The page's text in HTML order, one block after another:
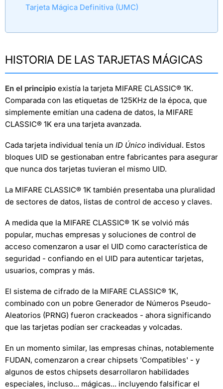
Tarjeta Mágica Definitiva (UMC)
HISTORIA DE LAS TARJETAS MÁGICAS
En el principio existía la tarjeta MIFARE CLASSIC® 1K.
Comparada con las etiquetas de 125KHz de la época, que
simplemente emitían una cadena de datos, la MIFARE
CLASSIC® 1K era una tarjeta avanzada.
Cada tarjeta individual tenía un ID Único individual. Estos
bloques UID se gestionaban entre fabricantes para asegurar
que nunca dos tarjetas tuvieran el mismo UID.
La MIFARE CLASSIC® 1K también presentaba una pluralidad
de sectores de datos, listas de control de acceso y claves.
A medida que la MIFARE CLASSIC® 1K se volvió más
popular, muchas empresas y soluciones de control de
acceso comenzaron a usar el UID como característica de
seguridad - confiando en el UID para autenticar tarjetas,
usuarios, compras y más.
El sistema de cifrado de la MIFARE CLASSIC® 1K,
combinado con un pobre Generador de Números Pseudo-
Aleatorios (PRNG) fueron crackeados - ahora significando
que las tarjetas podían ser crackeadas y volcadas.
En un momento similar, las empresas chinas, notablemente
FUDAN, comenzaron a crear chipsets 'Compatibles' - y
algunos de estos chipsets desarrollaron habilidades
especiales, incluso... mágicas... incluyendo falsificar el